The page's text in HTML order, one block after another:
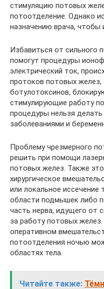
стимуляцию потовых
потоотделение. Однако
назначению врача,
Избавиться от сильного
помогут процедуры
электрический ток,
протоков потовых
ботулотоксинов,
стимулирующие работу
процедуры нельзя
заболеваниями и
Проблему чрезмерного
решить при помощи
потовых желез. Также
хирургическое
или локальное
области подмышек либо
часть нерва, идущего от
за работу потовых
оперативном
потоотделения ночью
областях тела.
Читайте также: